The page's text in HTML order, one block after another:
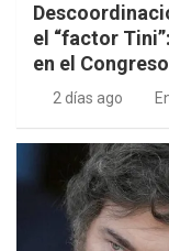
el “factor
en el Congreso
2 días ago